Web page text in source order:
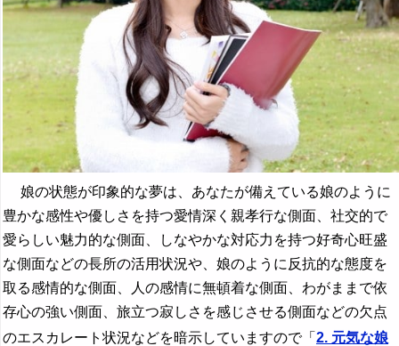
娘の状態が印象的な夢は、あなたが備えている娘のように
豊かな感性や優しさを持つ愛情深く親孝行な側面、社交的で
愛らしい魅力的な側面、しなやかな対応力を持つ好奇心旺盛
な側面などの長所の活用状況や、娘のように反抗的な態度を
取る感情的な側面、人の感情に無頓着な側面、わがままで依
存心の強い側面、旅立つ寂しさを感じさせる側面などの欠点
のエスカレート状況などを暗示していますので「 2. 元気な娘